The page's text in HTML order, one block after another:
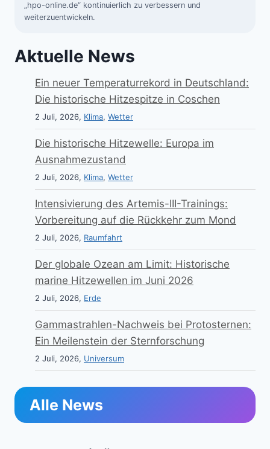
„hpo-online.de“ kontinuierlich zu verbessern und
weiterzuentwickeln.
Aktuelle News
Ein neuer Temperaturrekord in Deutschland:
Die historische Hitzespitze in Coschen
2 Juli, 2026, Klima, Wetter
Die historische Hitzewelle: Europa im
Ausnahmezustand
2 Juli, 2026, Klima, Wetter
Intensivierung des Artemis-III-Trainings:
Vorbereitung auf die Rückkehr zum Mond
2 Juli, 2026, Raumfahrt
Der globale Ozean am Limit: Historische
marine Hitzewellen im Juni 2026
2 Juli, 2026, Erde
Gammastrahlen-Nachweis bei Protosternen:
Ein Meilenstein der Sternforschung
2 Juli, 2026, Universum
Alle News